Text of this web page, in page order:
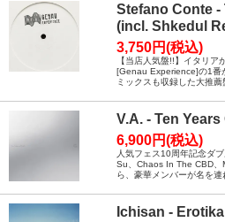
Stefano Conte
(incl. Shkedul
3,750円(税込)
【当店人気盤!!】イタリア
[Genau Experience]の1番
ミックスも収録した大推薦
V.A. - Ten Years
6,900円(税込)
人気フェス10周年記念ダ
Su、Chaos In The CBD
ら、豪華メンバーが名を連
Ichisan -